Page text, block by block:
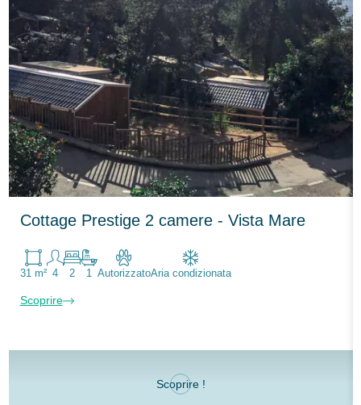
Cottage Prestige 2 camere - Vista Mare
31 m² 4 2 1 AutorizzatoAria condizionata
Scoprire
Scoprire !